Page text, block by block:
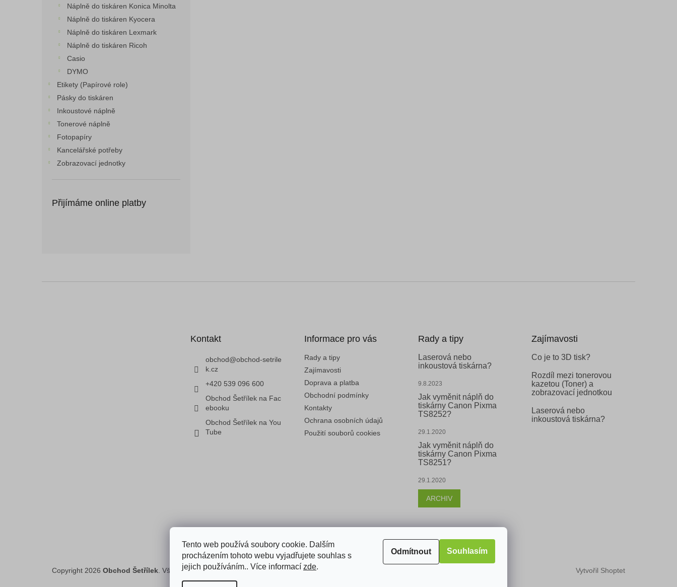
Tento web používá soubory cookie. Dalším
procházením tohoto webu vyjadřujete souhlas s
jejich používáním.. Více informací zde.
Odmítnout Souhlasím
Náplně do tiskáren Konica Minolta
Náplně do tiskáren Kyocera
Náplně do tiskáren Lexmark
Náplně do tiskáren Ricoh
Casio
DYMO
Etikety (Papírové role)
Pásky do tiskáren
Inkoustové náplně
Tonerové náplně
Fotopapíry
Kancelářské potřeby
Zobrazovací jednotky
Přijímáme online platby
Kontakt
obchod@obchod-setrile
k.cz
+420 539 096 600
Obchod Šetřílek na Fac
ebooku
Obchod Šetřílek na You
Tube
Informace pro vás
Rady a tipy
Zajímavosti
Doprava a platba
Obchodní podmínky
Kontakty
Ochrana osobních údajů
Použití souborů cookies
Rady a tipy
Laserová nebo
inkoustová tiskárna?
9.8.2023
Jak vyměnit náplň do
tiskárny Canon Pixma
TS8252?
29.1.2020
Jak vyměnit náplň do
tiskárny Canon Pixma
TS8251?
29.1.2020
ARCHIV
Zajímavosti
Co je to 3D tisk?
Rozdíl mezi tonerovou
kazetou (Toner) a
zobrazovací jednotkou
Laserová nebo
inkoustová tiskárna?
Vytvořil Shoptet
Copyright 2026 Obchod Šetřílek . Všechna práva vyhrazena.